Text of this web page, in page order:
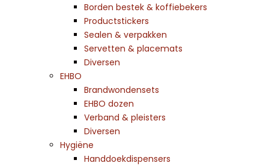
Borden bestek & koffiebekers
Productstickers
Sealen & verpakken
Servetten & placemats
Diversen
EHBO
Brandwondensets
EHBO dozen
Verband & pleisters
Diversen
Hygiëne
Handdoekdispensers